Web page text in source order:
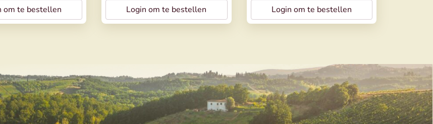
om te bestellen Login om te bestellen Login om te bestellen